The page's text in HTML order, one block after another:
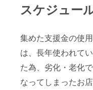
スケジュー
集めた支援金の使
は、長年使われて
た為、劣化・老化で
なってしまったお